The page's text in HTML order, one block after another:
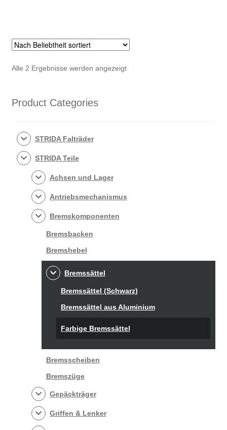
Alle 2 Ergebnisse werden angezeigtNach
Product Categories
STRIDA Falträder
STRIDA Teile
Achsen und Lager
Antriebsmechanismus
Bremskomponenten
Bremsbacken
Bremshebel
Bremssättel
Bremssättel (Schwarz)
Bremssättel aus Aluminium
Farbige Bremssättel
Bremsscheiben
Bremszüge
Gepäckträger
Griffen & Lenker